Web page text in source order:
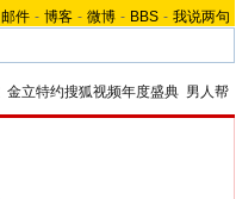
邮件 - 博客 - 微博 - BBS - 我说两句
金立特约搜狐视频年度盛典 男人帮